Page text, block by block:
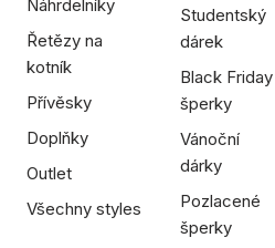
Náhrdelníky
Řetězy na
kotník
Přívěsky
Doplňky
Outlet
Všechny styles
Studentský
dárek
Black Friday
šperky
Vánoční
dárky
Pozlacené
šperky